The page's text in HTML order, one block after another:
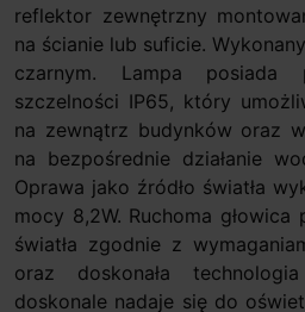
reflektor zewnętrzny
na ścianie lub suficie.
czarnym. Lampa posiada
szczelności IP65, który
na zewnątrz budynków oraz
na bezpośrednie działanie
Oprawa jako źródło światła
mocy 8,2W. Ruchoma
światła zgodnie z
oraz doskonała
doskonale nadaje się do